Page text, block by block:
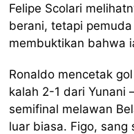
Felipe Scolari
berani, tetapi
membuktikan bahwa
Ronaldo mencetak
kalah 2-1 dari Yunani
semifinal melawan
luar biasa. Figo, sang